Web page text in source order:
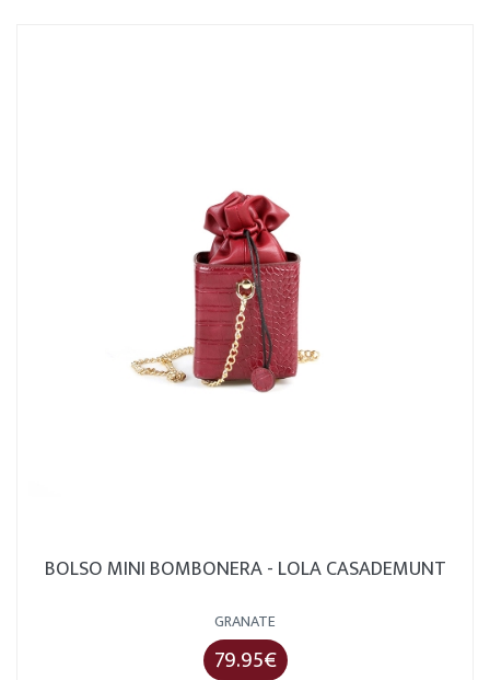
BOLSO MINI BOMBONERA - LOLA CASADEMUNT
GRANATE
79.95€